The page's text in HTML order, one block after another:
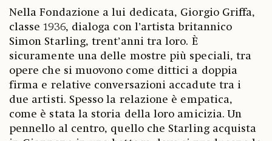
Nella Fondazione a lui dedicata, Giorgio Griffa,
classe 1936, dialoga con l’artista britannico
Simon Starling, trent’anni tra loro. È
sicuramente una delle mostre più speciali, tra
opere che si muovono come dittici a doppia
firma e relative conversazioni accadute tra i
due artisti. Spesso la relazione è empatica,
come è stata la storia della loro amicizia. Un
pennello al centro, quello che Starling acquista